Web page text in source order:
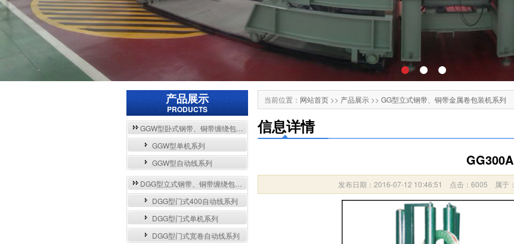
产品展示
PRODUCTS
GGW型卧式钢带、铜带缠绕包装自动流水线与单机系列
GGW型单机系列
GGW型自动线系列
DGG型立式钢带、铜带缠绕包装自动流水线与单机系列
DGG型门式400自动线系列
DGG型门式单机系列
DGG型门式宽卷自动线系列
当前位置： 网站首页>> 产品展示>> GG型立式钢带、铜带金属卷包装机系列
信息详情
GG300A
发布日期：2016-07-12 10:46:51 点击：6005 属于：